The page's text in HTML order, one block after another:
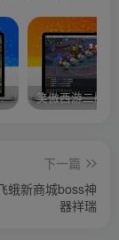
战最新BB谛听…. 笑傲西游二版-
下一篇
蛾新商城boss神
器祥瑞